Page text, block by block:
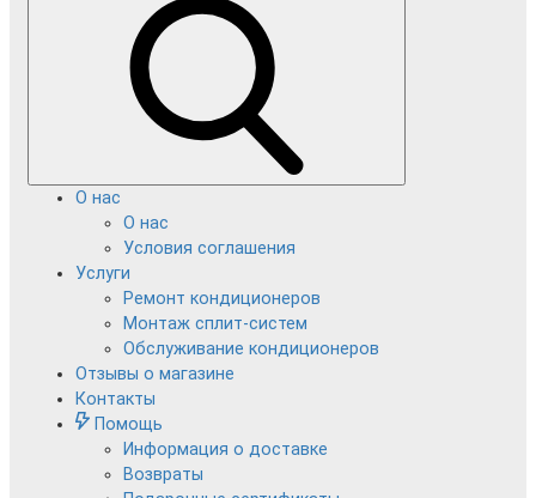
О нас
О нас
Условия соглашения
Услуги
Ремонт кондиционеров
Монтаж сплит-систем
Обслуживание кондиционеров
Отзывы о магазине
Контакты
Помощь
Информация о доставке
Возвраты